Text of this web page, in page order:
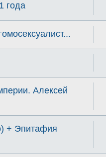
года
Алексей
+ Эпитафия